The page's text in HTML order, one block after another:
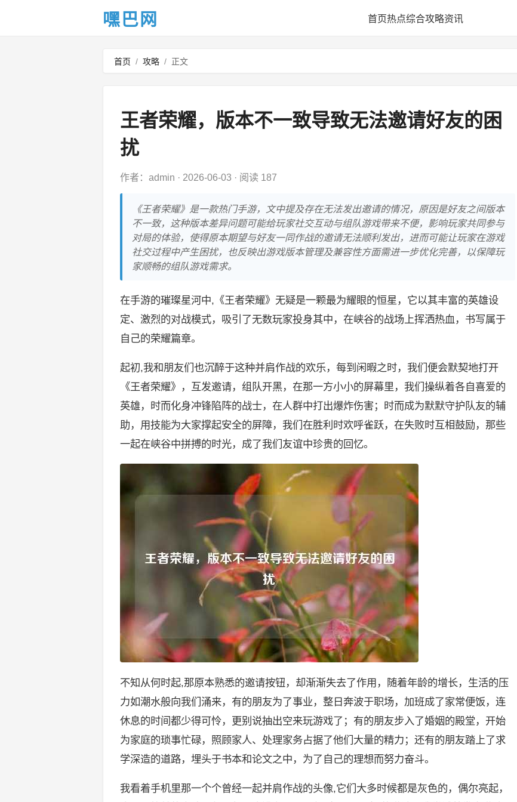
嘿巴网 首页热点综合攻略资讯
首页 / 攻略 / 正文
王者荣耀，版本不一致导致无法邀请好友的困
扰
作者：admin · 2026-06-03 · 阅读 187
《王者荣耀》是一款热门手游，文中提及存在无法发出邀请的情况，原因是好友之间版本
不一致，这种版本差异问题可能给玩家社交互动与组队游戏带来不便，影响玩家共同参与
对局的体验，使得原本期望与好友一同作战的邀请无法顺利发出，进而可能让玩家在游戏
社交过程中产生困扰，也反映出游戏版本管理及兼容性方面需进一步优化完善，以保障玩
家顺畅的组队游戏需求。
在手游的璀璨星河中,《王者荣耀》无疑是一颗最为耀眼的恒星，它以其丰富的英雄设
定、激烈的对战模式，吸引了无数玩家投身其中，在峡谷的战场上挥洒热血，书写属于
自己的荣耀篇章。
起初,我和朋友们也沉醉于这种并肩作战的欢乐，每到闲暇之时，我们便会默契地打开
《王者荣耀》，互发邀请，组队开黑，在那一方小小的屏幕里，我们操纵着各自喜爱的
英雄，时而化身冲锋陷阵的战士，在人群中打出爆炸伤害；时而成为默默守护队友的辅
助，用技能为大家撑起安全的屏障，我们在胜利时欢呼雀跃，在失败时互相鼓励，那些
一起在峡谷中拼搏的时光，成了我们友谊中珍贵的回忆。
不知从何时起,那原本熟悉的邀请按钮，却渐渐失去了作用，随着年龄的增长，生活的压
力如潮水般向我们涌来，有的朋友为了事业，整日奔波于职场，加班成了家常便饭，连
休息的时间都少得可怜，更别说抽出空来玩游戏了；有的朋友步入了婚姻的殿堂，开始
为家庭的琐事忙碌，照顾家人、处理家务占据了他们大量的精力；还有的朋友踏上了求
学深造的道路，埋头于书本和论文之中，为了自己的理想而努力奋斗。
我看着手机里那一个个曾经一起并肩作战的头像,它们大多时候都是灰色的，偶尔亮起，